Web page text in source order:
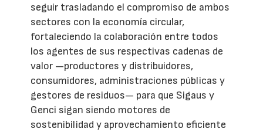
seguir trasladando el compromiso de ambos
sectores con la economía circular,
fortaleciendo la colaboración entre todos
los agentes de sus respectivas cadenas de
valor —productores y distribuidores,
consumidores, administraciones públicas y
gestores de residuos— para que Sigaus y
Genci sigan siendo motores de
sostenibilidad y aprovechamiento eficiente